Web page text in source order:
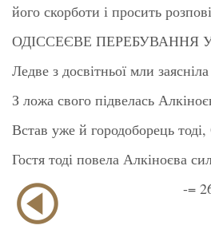
його скорботи і просить
ОДІССЕЄВЕ ПЕРЕБУВАННЯ
Ледве з досвітньої мли
З ложа свого підвелась
Встав уже й городоборець
Гостя тоді повела Алкіноєва
-=